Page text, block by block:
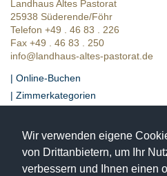
Wir verwenden eigene
von Drittanbietern, um Ihr
verbessern und Ihnen einen
Landhaus Altes Pastorat
25938 Süderende/Föhr
Telefon +49 . 46 83 . 226
Fax +49 . 46 83 . 250
info@landhaus-altes-pastorat.de
| Online-Buchen
| Zimmerkategorien
| Bewertungen
| Lage & Anfahrt
Einzigartige Momente